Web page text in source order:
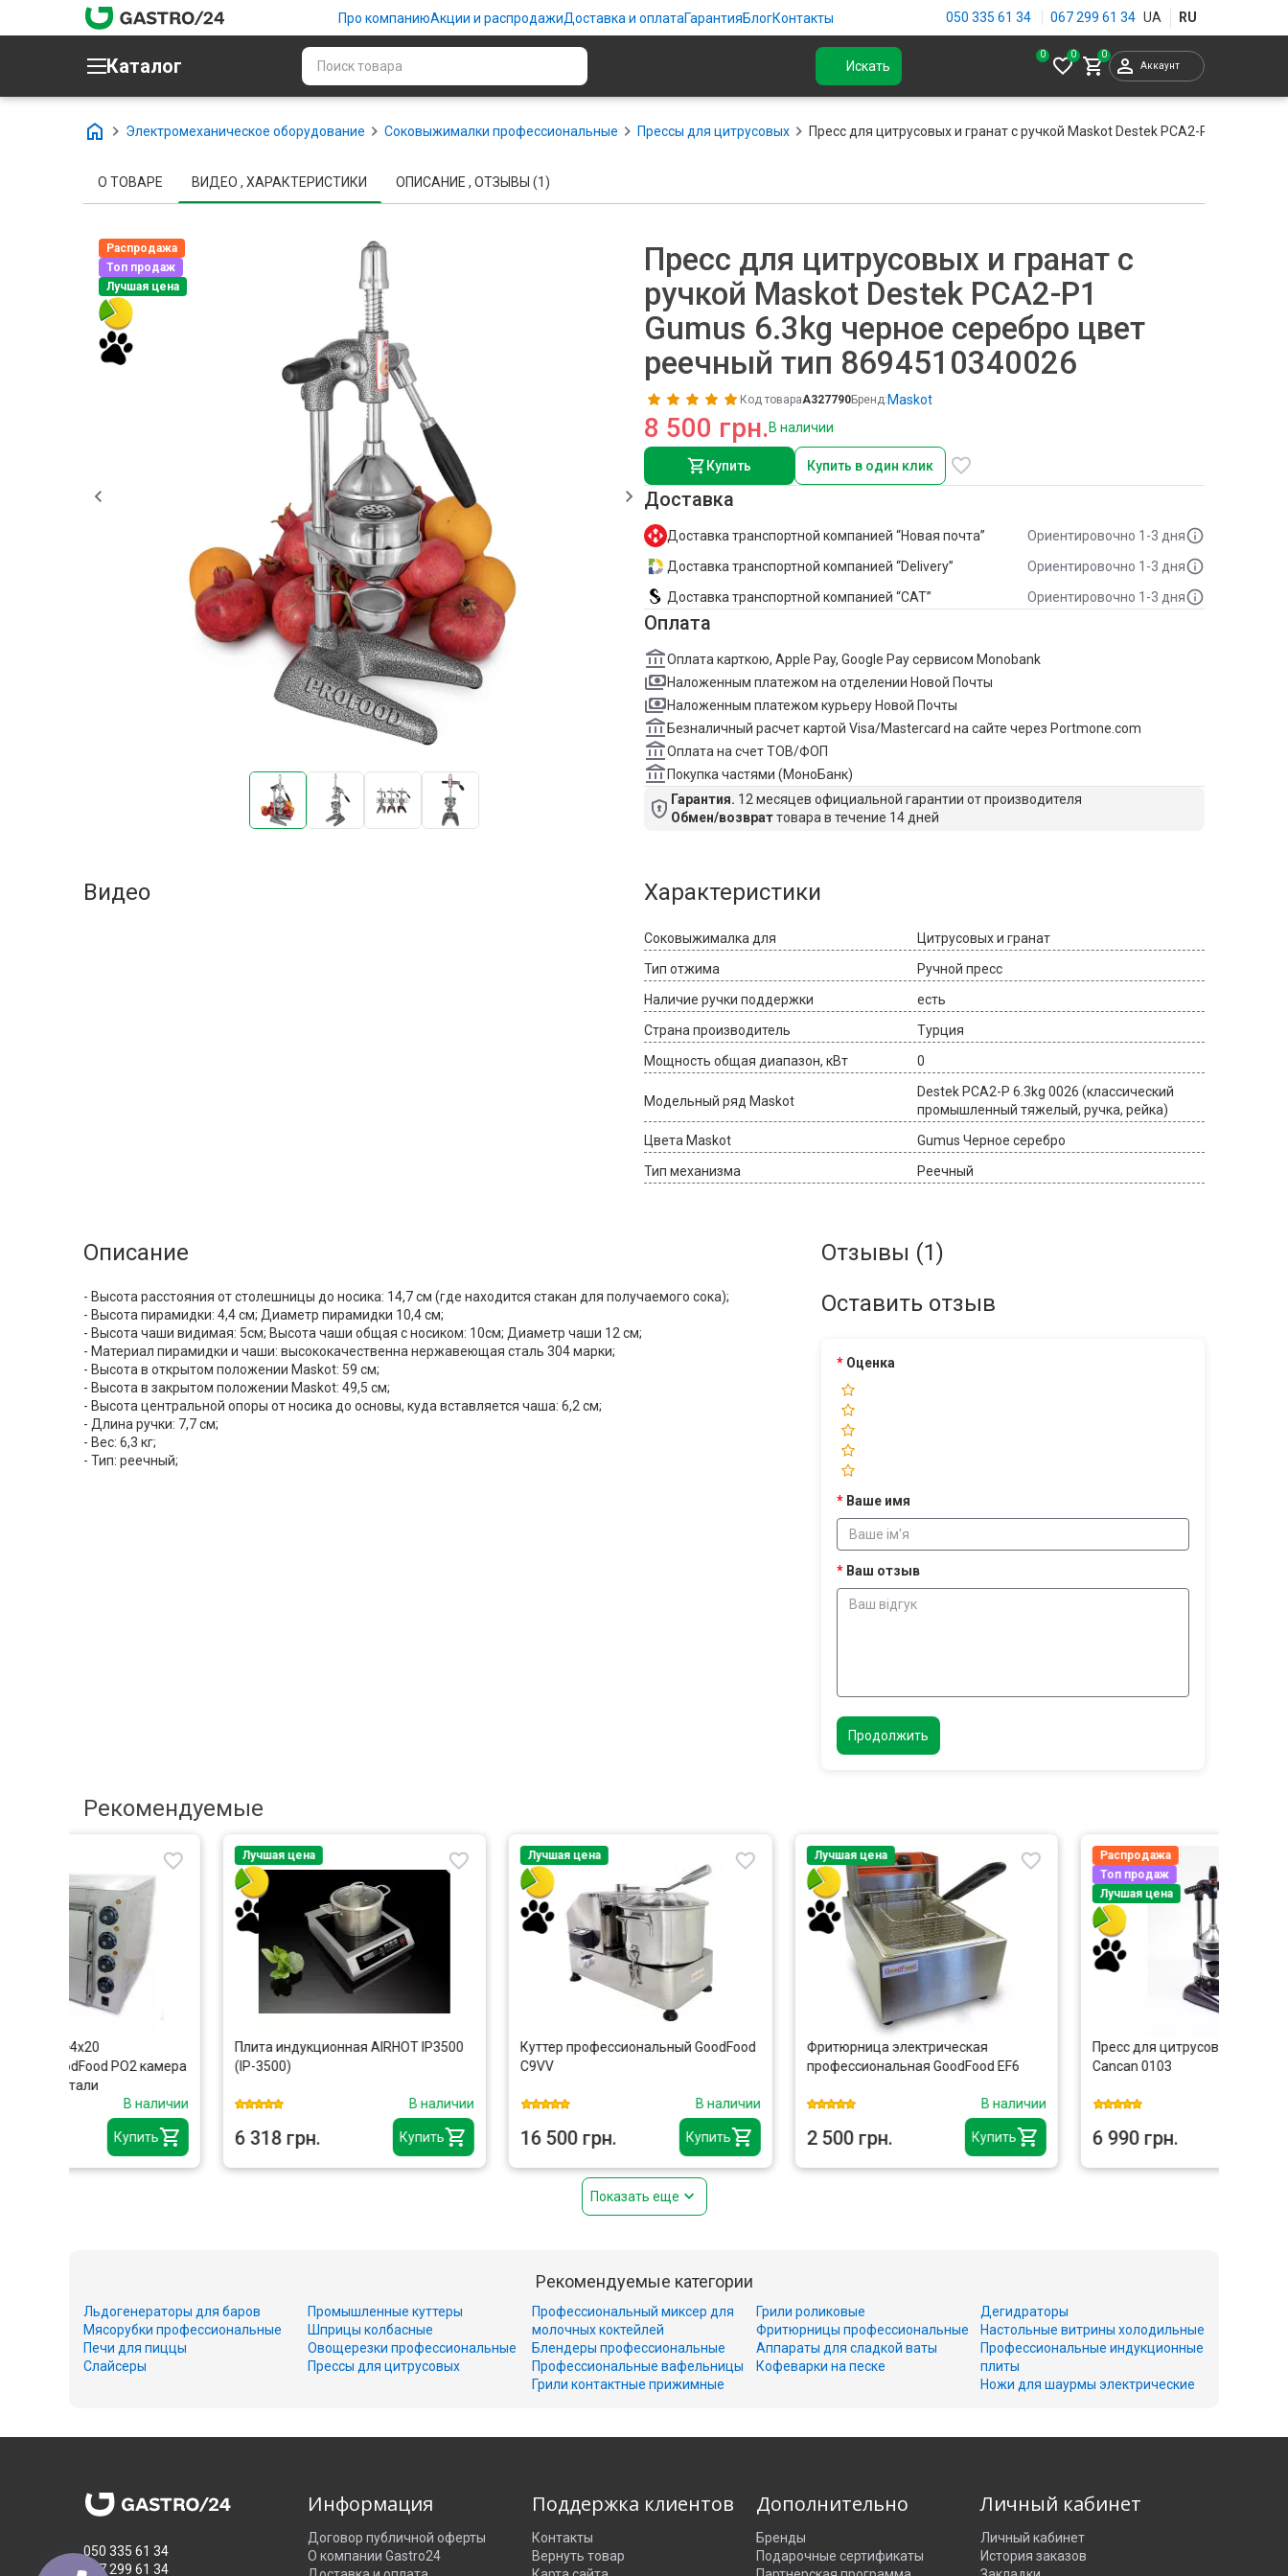
Про компаниюАкции и распродажиДоставка и оплатаГарантияБлогКонтакты 050 335 61 34 067 299 61 34
Каталог Искать
0
Аккаунт
Электромеханическое оборудование Соковыжималки профессиональные Прессы для цитрусовых Пресс для цитрусовых и гранат с ручкой Maskot Destek PCA2-P1 Gumus
О ТОВАРЕ ВИДЕО , ХАРАКТЕРИСТИКИ ОПИСАНИЕ , ОТЗЫВЫ (1)
Распродажа
Топ продаж
Лучшая цена
Пресс для цитрусовых и гранат с
ручкой Maskot Destek PCA2-P1
Gumus 6.3kg черное серебро цвет
реечный тип 8694510340026
Код товараA327790Бренд:Maskot
8 500 грн.В наличии
Купить Купить в один клик
Доставка
Доставка транспортной компанией “Новая почта”
Ориентировочно 1-3 дня
Доставка транспортной компанией “Delivery”
Ориентировочно 1-3 дня
Доставка транспортной компанией “САТ”
Ориентировочно 1-3 дня
Оплата
Оплата карткою, Apple Pay, Google Pay сервисом Monobank
Наложенным платежом на отделении Новой Почты
Наложенным платежом курьеру Новой Почты
Безналичный расчет картой Visa/Mastercard на сайте через Portmone.com
Оплата на счет ТОВ/ФОП
Покупка частями (МоноБанк)
Гарантия. 12 месяцев официальной гарантии от производителя
Обмен/возвраттовара в течение 14 дней
Видео Характеристики
Соковыжималка для
Цитрусовых и гранат
Тип отжима
Ручной пресс
Наличие ручки поддержки
есть
Страна производитель
Турция
Мощность общая диапазон, кВт
0
Модельный ряд Maskot
Destek PCA2-P 6.3kg 0026 (классический
промышленный тяжелый, ручка, рейка)
Цвета Maskot
Gumus Черное серебро
Тип механизма
Реечный
Описание
- Высота расстояния от столешницы до носика: 14,7 см (где находится стакан для получаемого сока);
- Высота пирамидки: 4,4 см; Диаметр пирамидки 10,4 см;
- Высота чаши видимая: 5см; Высота чаши общая с носиком: 10см; Диаметр чаши 12 см;
- Материал пирамидки и чаши: высококачественна нержавеющая сталь 304 марки;
- Высота в открытом положении Maskot: 59 см;
- Высота в закрытом положении Maskot: 49,5 см;
- Высота центральной опоры от носика до основы, куда вставляется чаша: 6,2 см;
- Длина ручки: 7,7 см;
- Вес: 6,3 кг;
- Тип: реечный;
Отзывы (1)
Оставить отзыв
Оценка
Ваше имя
Ваш отзыв
Продолжить
Рекомендуемые
Купить
Лучшая цена
Плита индукционная AIRHOT IP3500
(IP-3500)
В наличии
6 318 грн. Купить
Лучшая цена
Куттер профессиональный GoodFood
В наличии
16 500 грн. Купить
Лучшая цена
Фритюрница электрическая
профессиональная GoodFood EF6
В наличии
2 500 грн. Купить
Распродажа
Топ продаж
Лучшая цена
Пресс для цитрусовых и гранат
Cancan 0103
В наличии
6 990 грн.
Показать еще
Рекомендуемые категории
Льдогенераторы для баров
Мясорубки профессиональные
Печи для пиццы
Слайсеры
Промышленные куттеры
Шприцы колбасные
Овощерезки профессиональные
Прессы для цитрусовых
Профессиональный миксер для
молочных коктейлей
Блендеры профессиональные
Профессиональные вафельницы
Грили контактные прижимные
Грили роликовые
Фритюрницы профессиональные
Аппараты для сладкой ваты
Кофеварки на песке
Дегидраторы
Настольные витрины холодильные
Профессиональные индукционные
плиты
Ножи для шаурмы электрические
050 335 61 34
067 299 61 34
Информация
Договор публичной оферты
О компании Gastro24
Поддержка клиентов
Контакты
Вернуть товар
Дополнительно
Бренды
Подарочные сертификаты
Личный кабинет
Личный кабинет
История заказов